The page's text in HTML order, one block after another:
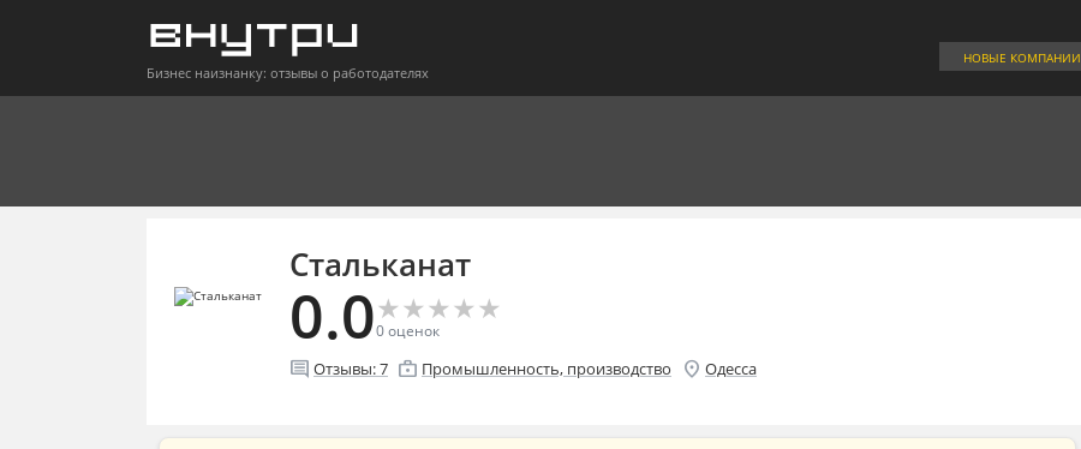
Бизнес наизнанку: отзывы о работодателях
НОВЫЕ КОМПАНИИ
Стальканат
0.0★
★★
★★
★★
★★
★
0оценок
comment Отзывы:7 enterprise Промышленность, производство location_on Одесса